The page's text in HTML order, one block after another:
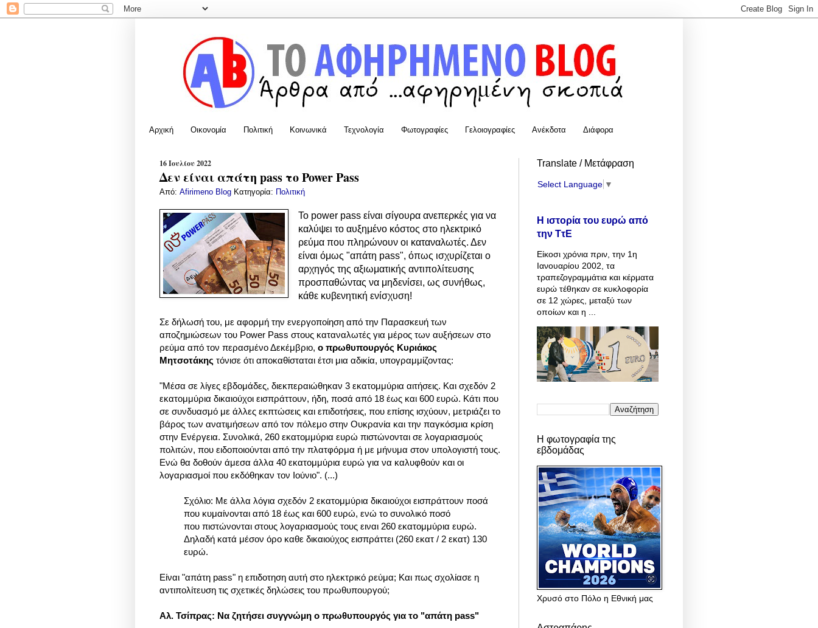
Αρχική Οικονομία Πολιτική Κοινωνικά Τεχνολογία Φωτογραφίες Γελοιογραφίες Ανέκδοτα Διάφορα
16 Ιουλίου 2022
Δεν είναι απάτη pass το Power Pass
Από: Afirimeno Blog Κατηγορία: Πολιτική
Το power pass είναι σίγουρα ανεπερκές για να
καλύψει το αυξημένο κόστος στο ηλεκτρικό
ρεύμα που πληρώνουν οι καταναλωτές. Δεν
είναι όμως "απάτη pass", όπως ισχυρίζεται ο
αρχηγός της αξιωματικής αντιπολίτευσης
προσπαθώντας να μηδενίσει, ως συνήθως,
κάθε κυβενητική ενίσχυση!
Σε δήλωσή του, με αφορμή την ενεργοποίηση από την Παρασκευή των
αποζημιώσεων του Power Pass στους καταναλωτές για μέρος των αυξήσεων στο
ρεύμα από τον περασμένο Δεκέμβριο, ο πρωθυπουργός Κυριάκος
Μητσοτάκης τόνισε ότι αποκαθίσταται έτσι μια αδικία, υπογραμμίζοντας:
"Μέσα σε λίγες εβδομάδες, διεκπεραιώθηκαν 3 εκατομμύρια αιτήσεις. Και σχεδόν 2
εκατομμύρια δικαιούχοι εισπράττουν, ήδη, ποσά από 18 έως και 600 ευρώ. Κάτι που
σε συνδυασμό με άλλες εκπτώσεις και επιδοτήσεις, που επίσης ισχύουν, μετριάζει το
βάρος των ανατιμήσεων από τον πόλεμο στην Ουκρανία και την παγκόσμια κρίση
στην Ενέργεια. Συνολικά, 260 εκατομμύρια ευρώ πιστώνονται σε λογαριασμούς
πολιτών, που ειδοποιούνται από την πλατφόρμα ή με μήνυμα στον υπολογιστή τους.
Ενώ θα δοθούν άμεσα άλλα 40 εκατομμύρια ευρώ για να καλυφθούν και οι
λογαριασμοί που εκδόθηκαν τον Ιούνιο". (...)
Σχόλιο: Με άλλα λόγια σχεδόν 2 εκατομμύρια δικαιούχοι εισπράττουν ποσά
που κυμαίνονται από 18 έως και 600 ευρώ, ενώ το συνολικό ποσό
που πιστώνονται στους λογαριασμούς τους ειναι 260 εκατομμύρια ευρώ.
Δηλαδή κατά μέσον όρο καθε δικαιούχος εισπράττει (260 εκατ / 2 εκατ) 130
ευρώ.
Είναι "απάτη pass" η επιδοτηση αυτή στο ηλεκτρικό ρεύμα; Και πως σχολίασε η
αντιπολίτευση τις σχετικές δηλώσεις του πρωθυπουργού;
Αλ. Τσίπρας: Να ζητήσει συγγνώμη ο πρωθυπουργός για το "απάτη pass"
Translate / Μετάφραση
Select Language ▼
Η ιστορία του ευρώ από
την ΤτΕ
Είκοσι χρόνια πριν, την 1η
Ιανουαρίου 2002, τα
τραπεζογραμμάτια και κέρματα
ευρώ τέθηκαν σε κυκλοφορία
σε 12 χώρες, μεταξύ των
οποίων και η ...
Η φωτογραφία της
εβδομάδας
Χρυσό στο Πόλο η Εθνική μας